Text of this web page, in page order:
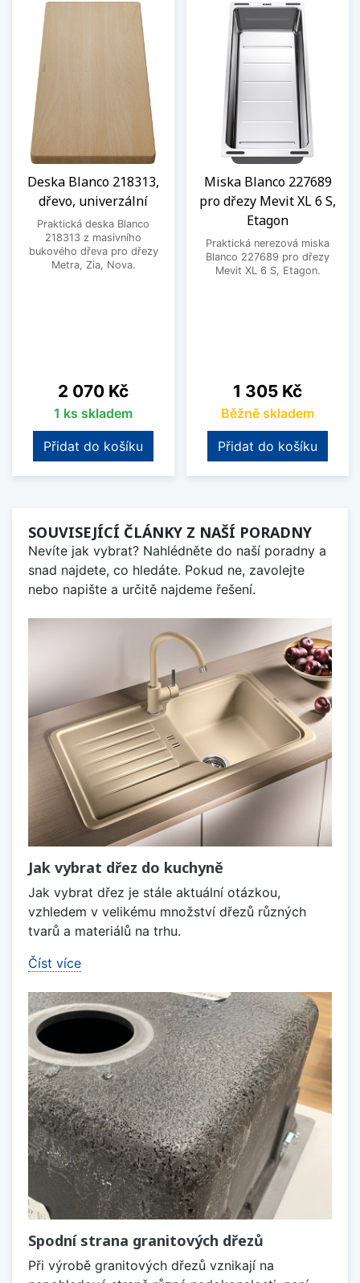
Deska Blanco 218313,
dřevo, univerzální
Praktická deska Blanco
218313 z masivního
bukového dřeva pro dřezy
Metra, Zia, Nova.
Cena
2 070 Kč
1 ks skladem
Přidat do košíku
Miska Blanco 227689
pro dřezy Mevit XL 6 S,
Etagon
Praktická nerezová miska
Blanco 227689 pro dřezy
Mevit XL 6 S, Etagon.
Cena
1 305 Kč
Běžně skladem
Přidat do košíku
SOUVISEJÍCÍ ČLÁNKY Z NAŠÍ PORADNY
Nevíte jak vybrat? Nahlédněte do naší poradny a
snad najdete, co hledáte. Pokud ne, zavolejte
nebo napište a určitě najdeme řešení.
Jak vybrat dřez do kuchyně
Jak vybrat dřez je stále aktuální otázkou,
vzhledem v velikému množství dřezů různých
tvarů a materiálů na trhu.
Číst více
Spodní strana granitových dřezů
Při výrobě granitových dřezů vznikají na